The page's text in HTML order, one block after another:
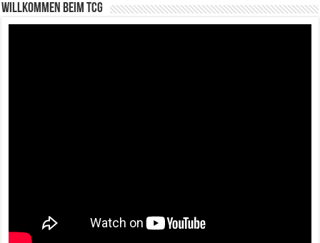
Willkommen beim TCG